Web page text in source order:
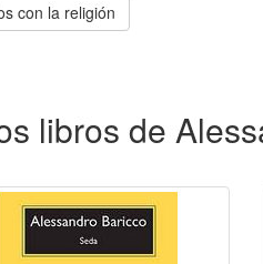
con la religión
libros de